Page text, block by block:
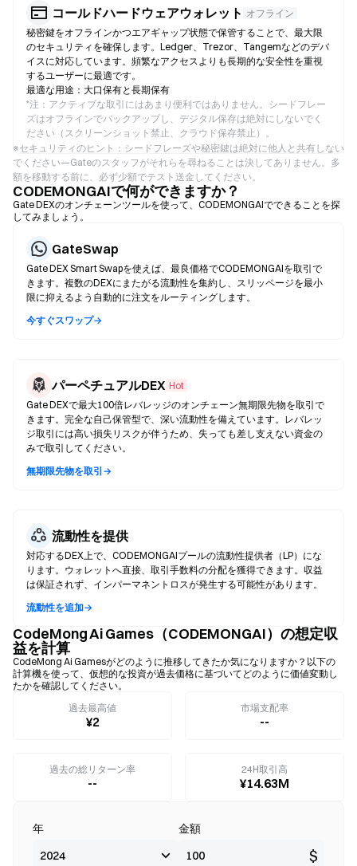
コールドハードウェアウォレット オフライン
秘密鍵をオフラインかつエアギャップ状態で保管することで、最大限
のセキュリティを確保します。Ledger、Trezor、Tangemなどのデバ
イスに対応しています。頻繁なアクセスよりも長期的な安全性を重視
するユーザーに最適です。
最適な用途：大口保有と長期保有
*注：アクティブな取引にはあまり便利ではありません。シードフレー
ズはオフラインでバックアップし、デジタル保存は絶対にしないでく
ださい（スクリーンショット禁止、クラウド保存禁止）。
※セキュリティのヒント：シードフレーズや秘密鍵は絶対に他人と共有しない
でください—Gateのスタッフがそれらを尋ねることは決してありません。多
額を移動する前に、必ず少額でテスト送金してください。
CODEMONGAIで何ができますか？
Gate DEXのオンチェーンツールを使って、CODEMONGAIでできることを探
してみましょう。
GateSwap
Gate DEX Smart Swapを使えば、最良価格でCODEMONGAIを取引で
きます。複数のDEXにまたがる流動性を集約し、スリッページを最小
限に抑えるよう自動的に注文をルーティングします。
今すぐスワップ→
パーペチュアルDEX Hot
Gate DEXで最大100倍レバレッジのオンチェーン無期限先物を取引で
きます。完全な自己保管型で、深い流動性を備えています。レバレッ
ジ取引には高い損失リスクが伴うため、失っても差し支えない資金の
みで取引してください。
無期限先物を取引→
流動性を提供
対応するDEX上で、CODEMONGAIプールの流動性提供者（LP）にな
ります。ウォレットへ直接、取引手数料の分配を獲得できます。収益
は保証されず、インパーマネントロスが発生する可能性があります。
流動性を追加→
CodeMong Ai Games（CODEMONGAI）の想定収
益を計算
CodeMong Ai Gamesがどのように推移してきたか気になりますか？以下の
計算機を使って、仮想的な投資が過去価格に基づいてどのように価値変動し
たかを確認してください。
過去最高値
¥2
市場支配率
--
過去の総リターン率
--
24H取引高
¥14.63M
年 金額
$